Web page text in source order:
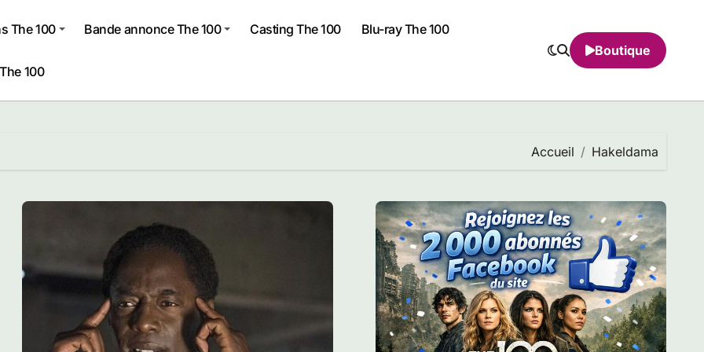
The 100 Bande annonce The 100 Casting The 100 Blu-ray The 100
100
Boutique
Accueil Hakeldama